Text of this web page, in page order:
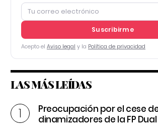
Suscribirme
Acepto el Aviso legal y la Política de privacidad
LAS MÁS LEÍDAS
Preocupación por el cese
dinamizadores de la FP